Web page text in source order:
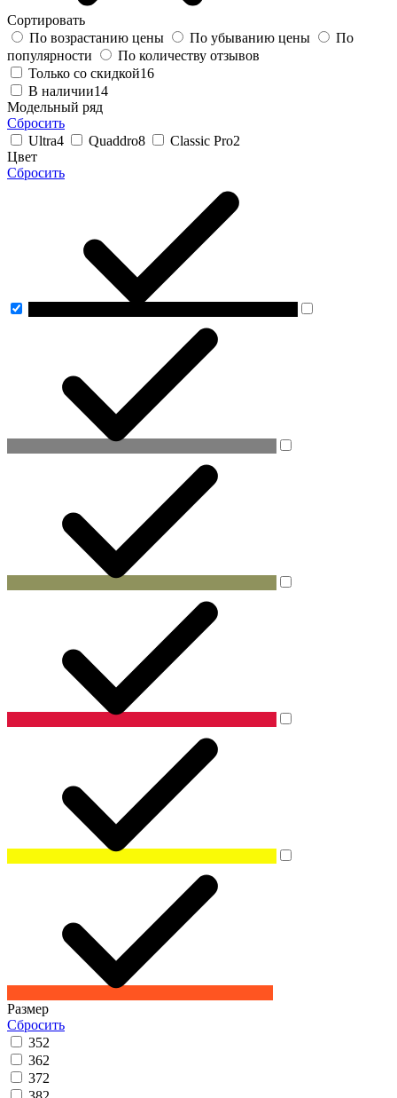
Сортировать
По возрастанию цены
По убыванию цены
По
популярности
По количеству отзывов
Только со скидкой16
В наличии14
Модельный ряд
Сбросить
Ultra4 Quaddro8 Classic Pro2
Цвет
Сбросить
Размер
Сбросить
352
362
372